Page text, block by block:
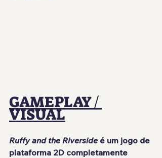
GAMEPLAY /
VISUAL
Ruffy and the Riverside é um jogo de
plataforma 2D completamente